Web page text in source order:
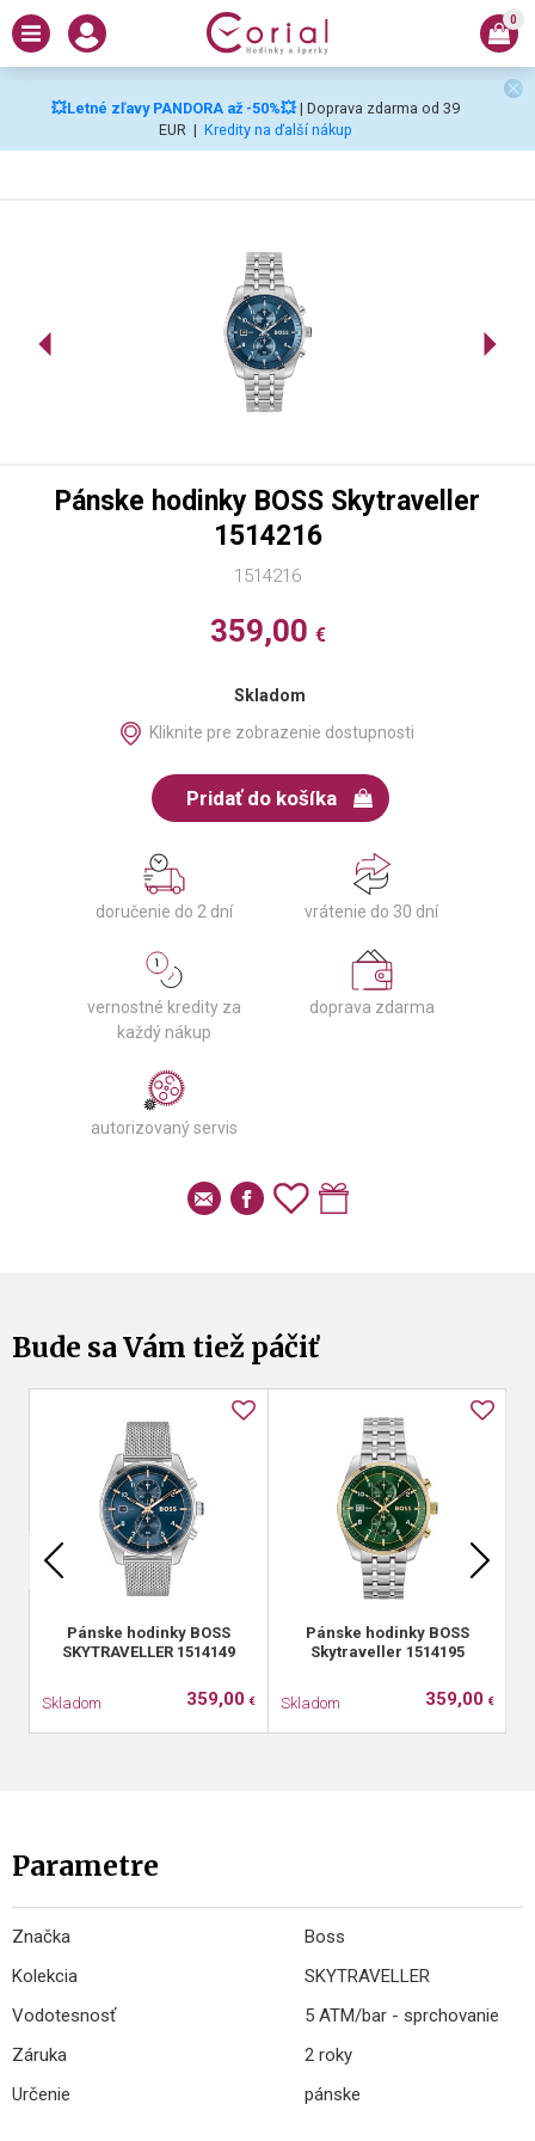
💥Letné zľavy PANDORA až -50%💥 | Doprava zdarma od 39
EUR | Kredity na ďalší nákup
0
1514216
Pánske hodinky BOSS Skytraveller
1514216
359,00 €
Skladom
Kliknite pre zobrazenie dostupnosti
Pridať do košíka
doručenie do 2 dní vrátenie do 30 dní
vernostné kredity za
každý nákup
doprava zdarma
autorizovaný servis
Bude sa Vám tiež páčiť
Pánske hodinky BOSS
SKYTRAVELLER 1514149
Skladom 359,00 €
Pánske hodinky BOSS
Skytraveller 1514195
Skladom 359,00 €
Parametre
Značka
Boss
Kolekcia
SKYTRAVELLER
Vodotesnosť
5 ATM/bar - sprchovanie
Záruka
2 roky
Určenie
pánske